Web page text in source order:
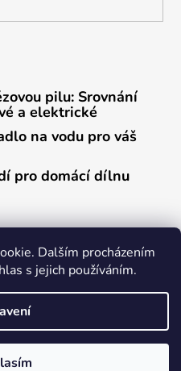
Dalším procházením
s jejich používáním.
pilu: Srovnání
a elektrické
na vodu pro váš
pro domácí dílnu
recenzí
Shoptet